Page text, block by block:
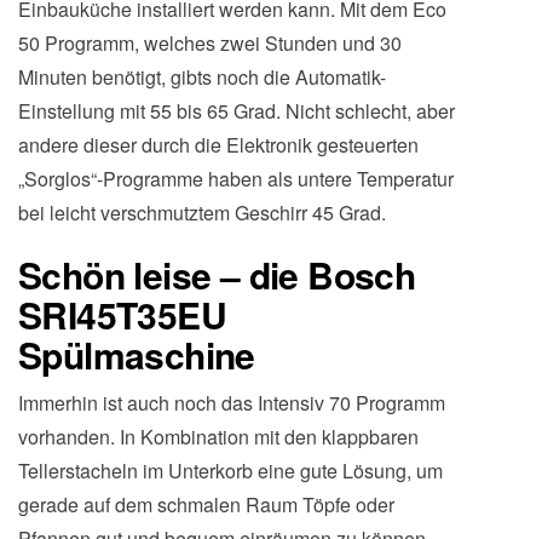
Einbauküche installiert werden kann. Mit dem Eco
50 Programm, welches zwei Stunden und 30
Minuten benötigt, gibts noch die Automatik-
Einstellung mit 55 bis 65 Grad. Nicht schlecht, aber
andere dieser durch die Elektronik gesteuerten
„Sorglos“-Programme haben als untere Temperatur
bei leicht verschmutztem Geschirr 45 Grad.
Schön leise – die Bosch
SRI45T35EU
Spülmaschine
Immerhin ist auch noch das Intensiv 70 Programm
vorhanden. In Kombination mit den klappbaren
Tellerstacheln im Unterkorb eine gute Lösung, um
gerade auf dem schmalen Raum Töpfe oder